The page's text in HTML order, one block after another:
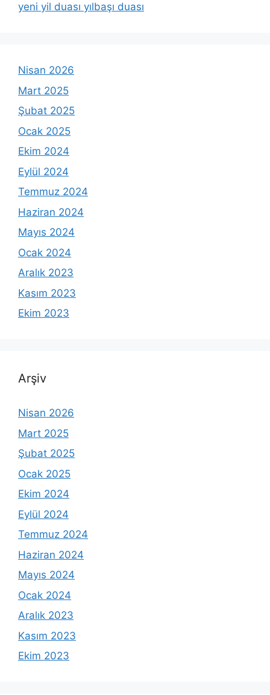
yeni yil duası yılbaşı duası
Nisan 2026
Mart 2025
Şubat 2025
Ocak 2025
Ekim 2024
Eylül 2024
Temmuz 2024
Haziran 2024
Mayıs 2024
Ocak 2024
Aralık 2023
Kasım 2023
Ekim 2023
Arşiv
Nisan 2026
Mart 2025
Şubat 2025
Ocak 2025
Ekim 2024
Eylül 2024
Temmuz 2024
Haziran 2024
Mayıs 2024
Ocak 2024
Aralık 2023
Kasım 2023
Ekim 2023